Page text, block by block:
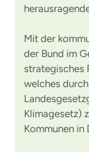
Mit der
der Bund im
strategisches
welches
Klimagesetz)
Kommunen in